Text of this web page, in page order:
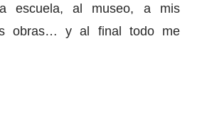
escuela, al museo, a mis
obras… y al final todo me